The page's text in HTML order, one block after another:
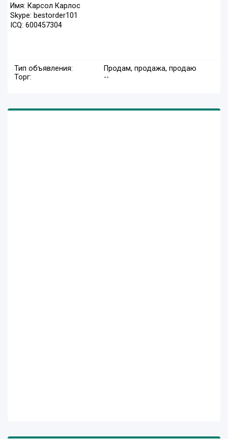
Имя: Карсол Карлос
Skype: bestorder101
ICQ: 600457304
Тип объявления:
Продам, продажа, продаю
Торг:
--